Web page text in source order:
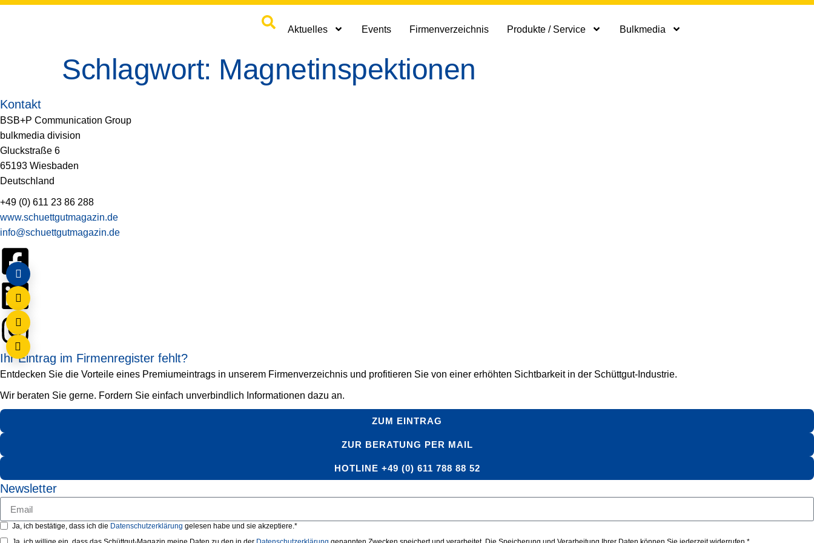
Aktuelles
Events Firmenverzeichnis Produkte / Service Bulkmedia
Schlagwort: Magnetinspektionen
Kontakt
BSB+P Communication Group
bulkmedia division
Gluckstraße 6
65193 Wiesbaden
Deutschland
+49 (0) 611 23 86 288
www.schuettgutmagazin.de
info@schuettgutmagazin.de
Ihr Eintrag im Firmenregister fehlt?
Entdecken Sie die Vorteile eines Premiumeintrags in unserem Firmenverzeichnis und profitieren Sie von einer erhöhten Sichtbarkeit in der Schüttgut-Industrie.
Wir beraten Sie gerne. Fordern Sie einfach unverbindlich Informationen dazu an.
ZUM EINTRAG
ZUR BERATUNG PER MAIL
HOTLINE +49 (0) 611 788 88 52
Newsletter
Ja, ich bestätige, dass ich die Datenschutzerklärung gelesen habe und sie akzeptiere.*